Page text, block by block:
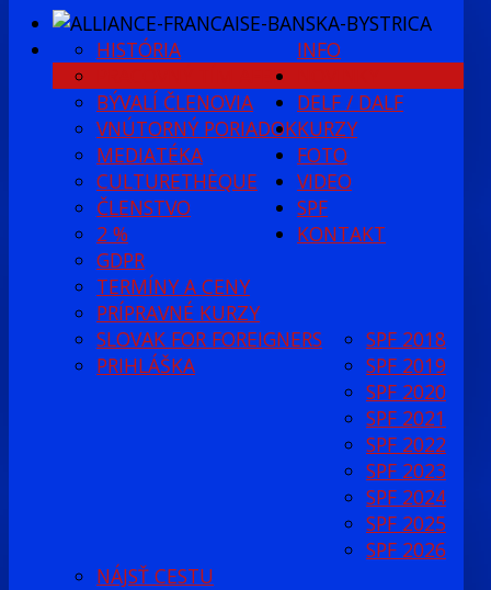
INFO
HISTÓRIA
PRACOVNÝ TÍM AFBB
BÝVALÍ ČLENOVIA
VNÚTORNÝ PORIADOK
MEDIATÉKA
CULTURETHÈQUE
ČLENSTVO
2 %
GDPR
DELF / DALF
TERMÍNY A CENY
PRÍPRAVNÉ KURZY
KURZY
SLOVAK FOR FOREIGNERS
PRIHLÁŠKA
FOTO
VIDEO
SPF
SPF 2018
SPF 2019
SPF 2020
SPF 2021
SPF 2022
SPF 2023
SPF 2024
SPF 2025
SPF 2026
KONTAKT
NÁJSŤ CESTU